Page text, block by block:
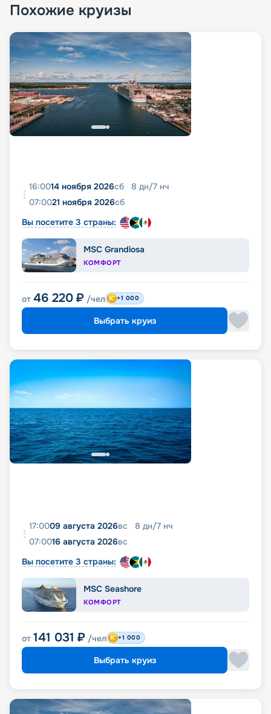
Похожие круизы
16:0014 ноября 2026сб 8 дн/7 нч
07:0021 ноября 2026сб
Вы посетите 3 страны:
MSC Grandiosa
КОМФОРТ
от 46 220 ₽ /чел +1 000
Выбрать круиз
17:0009 августа 2026вс 8 дн/7 нч
07:0016 августа 2026вс
Вы посетите 3 страны:
MSC Seashore
КОМФОРТ
от 141 031 ₽ /чел +1 000
Выбрать круиз